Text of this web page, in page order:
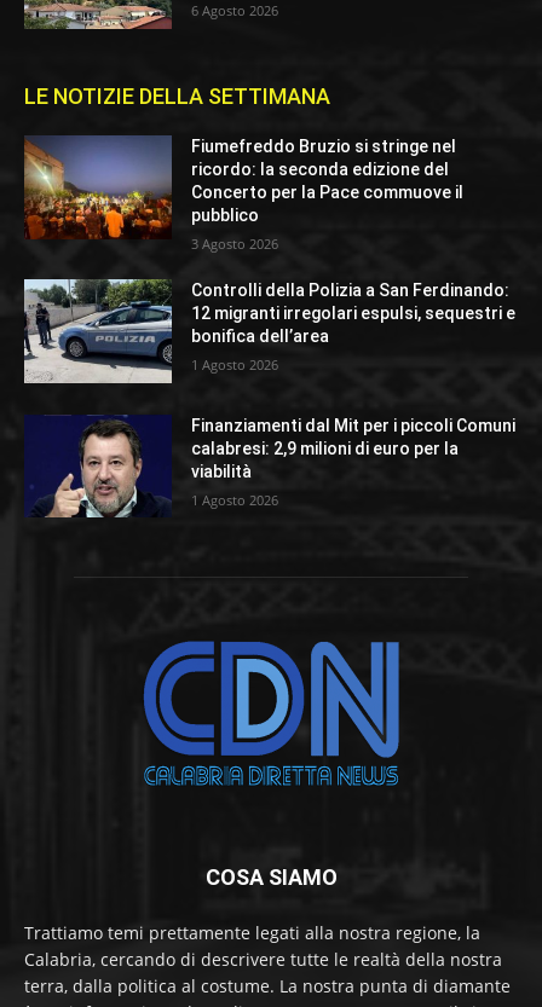
6 Agosto 2026
LE NOTIZIE DELLA SETTIMANA
Fiumefreddo Bruzio si stringe nel
ricordo: la seconda edizione del
Concerto per la Pace commuove il
pubblico
3 Agosto 2026
Controlli della Polizia a San Ferdinando:
12 migranti irregolari espulsi, sequestri e
bonifica dell’area
1 Agosto 2026
Finanziamenti dal Mit per i piccoli Comuni
calabresi: 2,9 milioni di euro per la
viabilità
1 Agosto 2026
COSA SIAMO
Trattiamo temi prettamente legati alla nostra regione, la
Calabria, cercando di descrivere tutte le realtà della nostra
terra, dalla politica al costume. La nostra punta di diamante